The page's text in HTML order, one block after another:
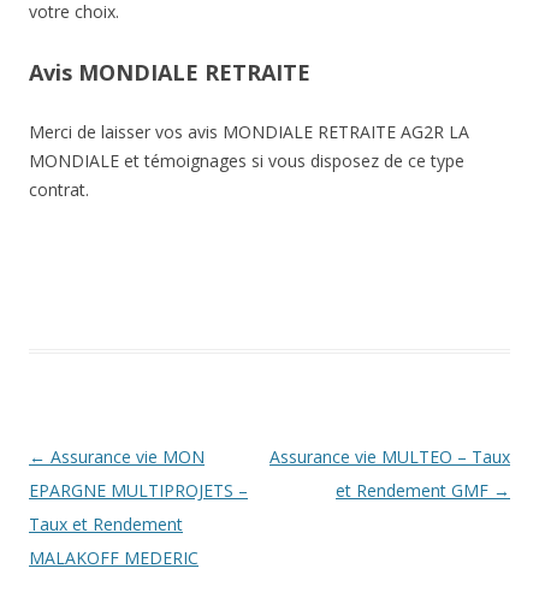
votre choix.
Avis MONDIALE RETRAITE
Merci de laisser vos avis MONDIALE RETRAITE AG2R LA
MONDIALE et témoignages si vous disposez de ce type
contrat.
Navigation
des
articles
← Assurance vie MON
EPARGNE MULTIPROJETS –
Taux et Rendement
MALAKOFF MEDERIC
Assurance vie MULTEO – Taux
et Rendement GMF →